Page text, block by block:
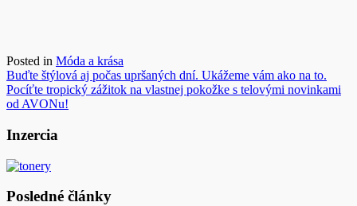
Posted in Móda a krása
Navigácia
v
Buďte štýlová aj počas upršaných dní. Ukážeme vám ako na to.
Pocíťte tropický zážitok na vlastnej pokožke s telovými novinkami
od AVONu!
Inzercia
Posledné články